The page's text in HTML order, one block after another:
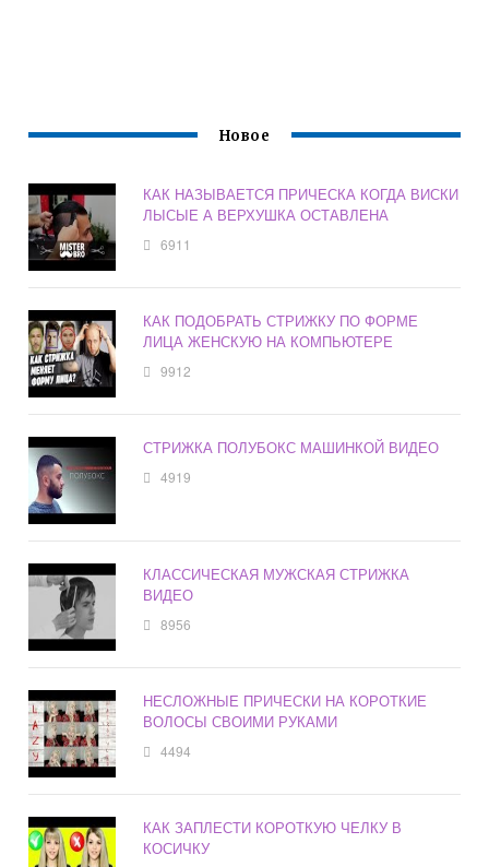
Новое
КАК НАЗЫВАЕТСЯ ПРИЧЕСКА КОГДА ВИСКИ
ЛЫСЫЕ А ВЕРХУШКА ОСТАВЛЕНА
6911
КАК ПОДОБРАТЬ СТРИЖКУ ПО ФОРМЕ
ЛИЦА ЖЕНСКУЮ НА КОМПЬЮТЕРЕ
9912
СТРИЖКА ПОЛУБОКС МАШИНКОЙ ВИДЕО
4919
КЛАССИЧЕСКАЯ МУЖСКАЯ СТРИЖКА
ВИДЕО
8956
НЕСЛОЖНЫЕ ПРИЧЕСКИ НА КОРОТКИЕ
ВОЛОСЫ СВОИМИ РУКАМИ
4494
КАК ЗАПЛЕСТИ КОРОТКУЮ ЧЕЛКУ В
КОСИЧКУ